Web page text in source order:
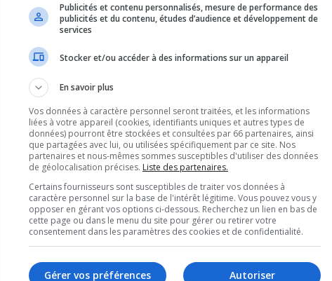
Publicités et contenu personnalisés, mesure de performance des
publicités et du contenu, études d’audience et développement de
services
Stocker et/ou accéder à des informations sur un appareil
En savoir plus
Vos données à caractère personnel seront traitées, et les informations
liées à votre appareil (cookies, identifiants uniques et autres types de
données) pourront être stockées et consultées par 66 partenaires, ainsi
que partagées avec lui, ou utilisées spécifiquement par ce site. Nos
partenaires et nous-mêmes sommes susceptibles d'utiliser des données
de géolocalisation précises. Liste des partenaires.
Certains fournisseurs sont susceptibles de traiter vos données à
caractère personnel sur la base de l'intérêt légitime. Vous pouvez vous y
opposer en gérant vos options ci-dessous. Recherchez un lien en bas de
cette page ou dans le menu du site pour gérer ou retirer votre
consentement dans les paramètres des cookies et de confidentialité.
Autoriser
Gérer vos préférences